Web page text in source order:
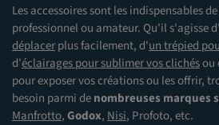
Les accessoires sont les indispensables
professionnel ou amateur. Qu'il s'agisse d'
déplacerplus facilement, d'un trépied
d'éclairages pour sublimer vos clichésou
pour exposer vos créations ou les offrir,
besoin parmi denombreuses marques
Manfrotto,Godox, Nisi, Profoto, etc.